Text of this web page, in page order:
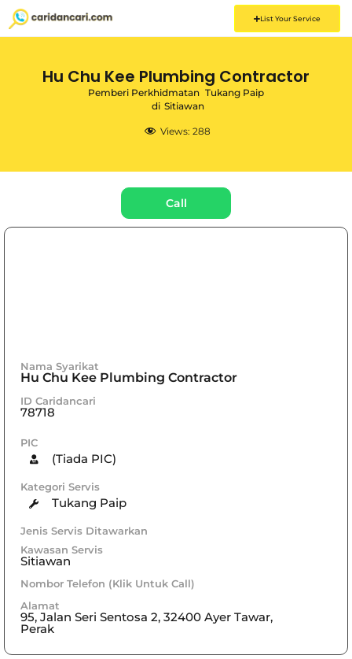
List Your Service
Hu Chu Kee Plumbing Contractor
Pemberi Perkhidmatan Tukang Paip
di Sitiawan
Views: 288
Call
Nama Syarikat
Hu Chu Kee Plumbing Contractor
ID Caridancari
78718
PIC
(Tiada PIC)
Kategori Servis
Tukang Paip
Jenis Servis Ditawarkan
Kawasan Servis
Sitiawan
Nombor Telefon (Klik Untuk Call)
Alamat
95, Jalan Seri Sentosa 2, 32400 Ayer Tawar,
Perak